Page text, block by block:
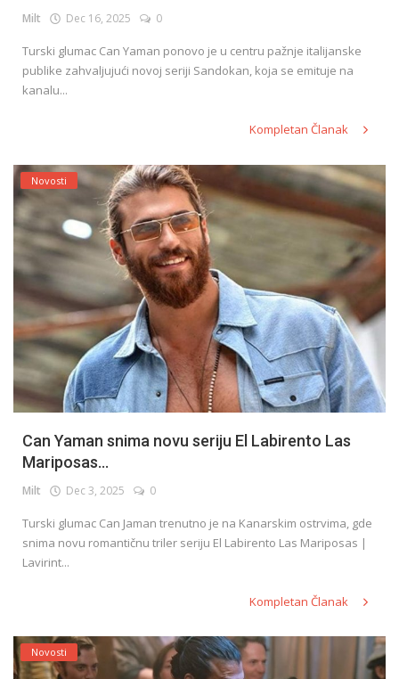
Milt Dec 16, 2025 0
Turski glumac Can Yaman ponovo je u centru pažnje italijanske
publike zahvaljujući novoj seriji Sandokan, koja se emituje na
kanalu...
Kompletan Članak
Novosti
Can Yaman snima novu seriju El Labirento Las
Mariposas...
Milt Dec 3, 2025 0
Turski glumac Can Jaman trenutno je na Kanarskim ostrvima, gde
snima novu romantičnu triler seriju El Labirento Las Mariposas |
Lavirint...
Kompletan Članak
Novosti